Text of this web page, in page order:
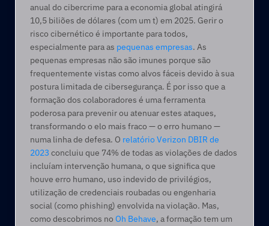
anual do cibercrime para a economia global atingirá
10,5 biliões de dólares (com um t) em 2025. Gerir o
risco cibernético é importante para todos,
especialmente para as pequenas empresas. As
pequenas empresas não são imunes porque são
frequentemente vistas como alvos fáceis devido à sua
postura limitada de cibersegurança. É por isso que a
formação dos colaboradores é uma ferramenta
poderosa para prevenir ou atenuar estes ataques,
transformando o elo mais fraco — o erro humano —
numa linha de defesa. O relatório Verizon DBIR de
2023 concluiu que 74% de todas as violações de dados
incluíam intervenção humana, o que significa que
houve erro humano, uso indevido de privilégios,
utilização de credenciais roubadas ou engenharia
social (como phishing) envolvida na violação. Mas,
como descobrimos no Oh Behave, a formação tem um